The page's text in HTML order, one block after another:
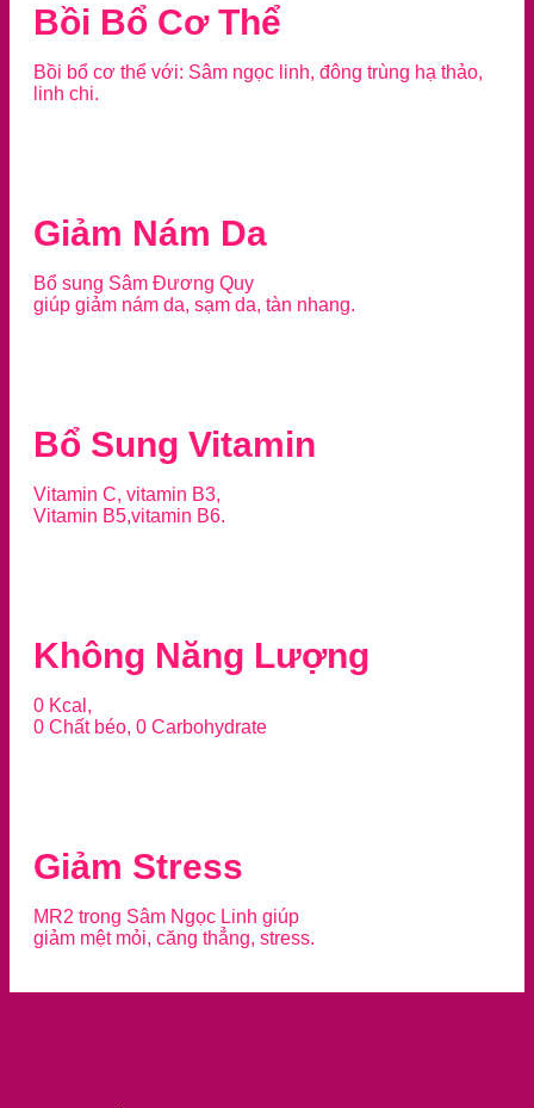
Bồi Bổ Cơ Thể
Bồi bổ cơ thể với: Sâm ngọc linh, đông trùng hạ thảo,
linh chi.
Giảm Nám Da
Bổ sung Sâm Đương Quy
giúp giảm nám da, sạm da, tàn nhang.
Bổ Sung Vitamin
Vitamin C, vitamin B3,
Vitamin B5,vitamin B6.
Không Năng Lượng
0 Kcal,
0 Chất béo, 0 Carbohydrate
Giảm Stress
MR2 trong Sâm Ngọc Linh giúp
giảm mệt mỏi, căng thẳng, stress.